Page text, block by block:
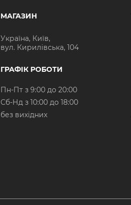
МАГАЗИН
Україна, Київ,
вул. Кирилівська, 104
ГРАФІК РОБОТИ
Пн-Пт з 9:00 до 20:00
Cб-Нд з 10:00 до 18:00
без вихідних